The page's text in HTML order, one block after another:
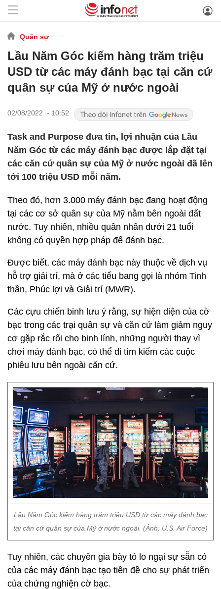
Quân sự
Lầu Năm Góc kiếm hàng trăm triệu
USD từ các máy đánh bạc tại căn cứ
quân sự của Mỹ ở nước ngoài
02/08/2022 - 10:52
Task and Purpose đưa tin, lợi nhuận của Lầu
Năm Góc từ các máy đánh bạc được lắp đặt tại
các căn cứ quân sự của Mỹ ở nước ngoài đã lên
tới 100 triệu USD mỗi năm.
Theo đó, hơn 3.000 máy đánh bạc đang hoạt động
tại các cơ sở quân sự của Mỹ nằm bên ngoài đất
nước. Tuy nhiên, nhiều quân nhân dưới 21 tuổi
không có quyền hợp pháp để đánh bạc.
Được biết, các máy đánh bạc này thuộc về dịch vụ
hỗ trợ giải trí, mà ở các tiểu bang gọi là nhóm Tinh
thần, Phúc lợi và Giải trí (MWR).
Các cựu chiến binh lưu ý rằng, sự hiện diện của cờ
bạc trong các trại quân sự và căn cứ làm giảm nguy
cơ gặp rắc rối cho binh lính, những người thay vì
chơi máy đánh bạc, có thể đi tìm kiếm các cuộc
phiêu lưu bên ngoài căn cứ.
Lầu Năm Góc kiếm hàng trăm triệu USD từ các máy đánh bạc
tại căn cứ quân sự của Mỹ ở nước ngoài. (Ảnh: U.S. Air Force)
Tuy nhiên, các chuyên gia bày tỏ lo ngại sự sẵn có
của các máy đánh bạc tạo tiền đề cho sự phát triển
của chứng nghiện cờ bạc.